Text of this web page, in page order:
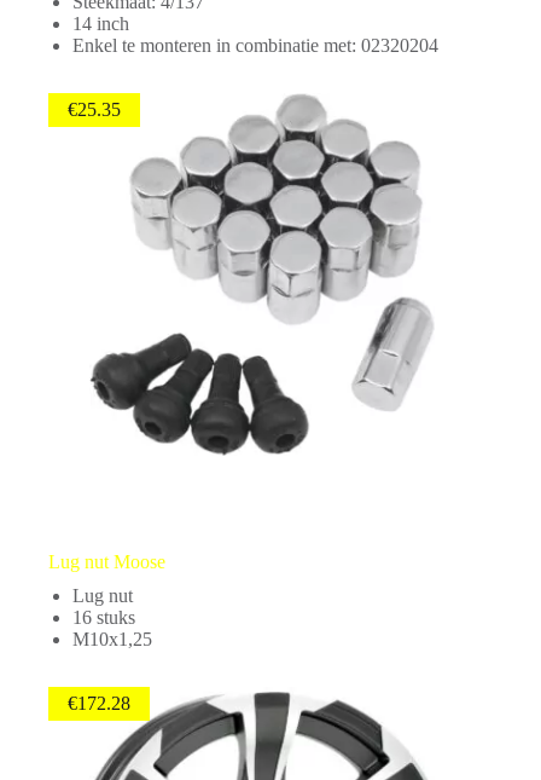
14 inch
Enkel te monteren in combinatie met: 02320204
Lug nut Moose
€25.35
Lug nut
16 stuks
M10x1,25
€172.28